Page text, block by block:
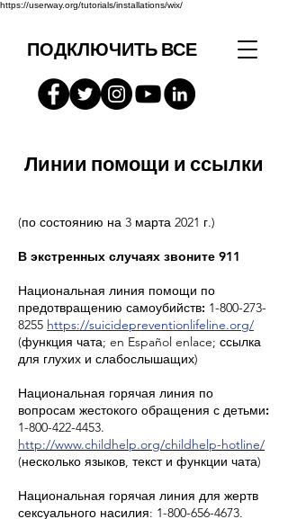
https://userway.org/tutorials/installations/wix/
ПОДКЛЮЧИТЬ ВСЕ
Линии помощи и ссылки
(по состоянию на 3 марта 2021 г.)
В экстренных случаях звоните 911
Национальная линия помощи по
предотвращению самоубийств: 1-800-273-
8255 https://suicidepreventionlifeline.org/
(функция чата; en Español enlace; ссылка
для глухих и слабослышащих)
Национальная горячая линия по
вопросам жестокого обращения с детьми:
1-800-422-4453.
http://www.childhelp.org/childhelp-hotline/
(несколько языков, текст и функции чата)
Национальная горячая линия для жертв
сексуального насилия: 1-800-656-4673.